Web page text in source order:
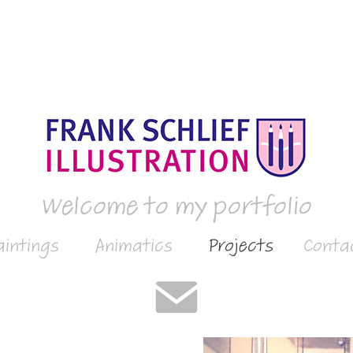
Welcome to my portfolio
Animatics Projects